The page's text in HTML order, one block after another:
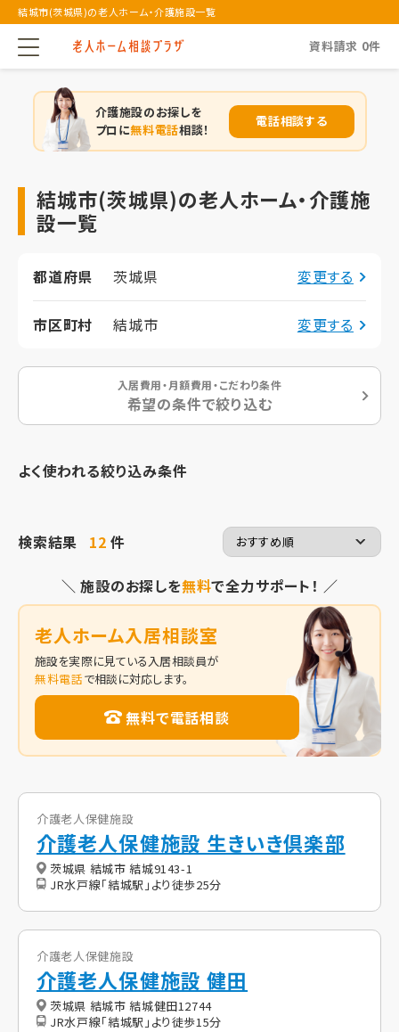
結城市(茨城県)の老人ホーム・介護施設一覧
資料請求 0件
介護施設のお探しを
プロに無料電話相談！
電話相談する
結城市(茨城県)の老人ホーム・介護施
設一覧
都道府県 茨城県 変更する
市区町村 結城市 変更する
入居費用・月額費用・こだわり条件
希望の条件で絞り込む
よく使われる絞り込み条件
検索結果 12件
＼ 施設のお探しを無料で全力サポート！ ／
老人ホーム入居相談室
施設を実際に見ている入居相談員が
無料電話で相談に対応します。
無料で電話相談
介護老人保健施設
介護老人保健施設 生きいき倶楽部
茨城県 結城市 結城9143-1
JR水戸線「結城駅」より徒歩25分
介護老人保健施設
介護老人保健施設 健田
茨城県 結城市 結城健田12744
JR水戸線「結城駅」より徒歩15分